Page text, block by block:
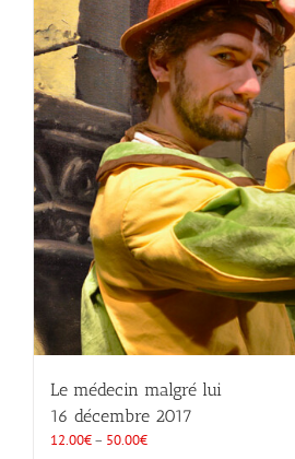
Le médecin malgré lui
16 décembre 2017
12.00€– 50.00€